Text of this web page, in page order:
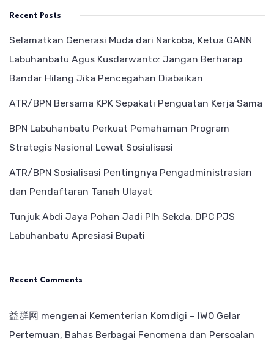
Recent Posts
Selamatkan Generasi Muda dari Narkoba, Ketua GANN
Labuhanbatu Agus Kusdarwanto: Jangan Berharap
Bandar Hilang Jika Pencegahan Diabaikan
ATR/BPN Bersama KPK Sepakati Penguatan Kerja Sama
BPN Labuhanbatu Perkuat Pemahaman Program
Strategis Nasional Lewat Sosialisasi
ATR/BPN Sosialisasi Pentingnya Pengadministrasian
dan Pendaftaran Tanah Ulayat
Tunjuk Abdi Jaya Pohan Jadi Plh Sekda, DPC PJS
Labuhanbatu Apresiasi Bupati
Recent Comments
益群网 mengenai Kementerian Komdigi – IWO Gelar
Pertemuan, Bahas Berbagai Fenomena dan Persoalan